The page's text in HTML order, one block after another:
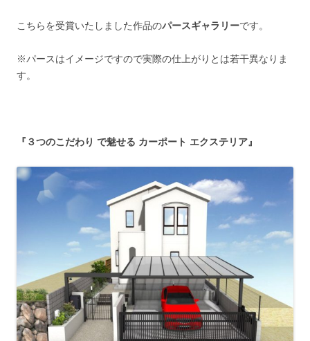
こちらを受賞いたしました作品のパースギャラリーです。
※パースはイメージですので実際の仕上がりとは若干異なりま
す。
『３つのこだわり で魅せる カーポート エクステリア』